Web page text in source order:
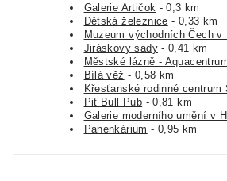
Galerie Artičok - 0,3 km
Dětská železnice - 0,33 km
Muzeum východních Čech v
Jiráskovy sady- 0,41 km
Městské lázně -
Bílá věž - 0,58 km
Křesťanské rodinné centrum
Pit Bull Pub - 0,81 km
Galerie moderního umění v
Panenkárium - 0,95 km